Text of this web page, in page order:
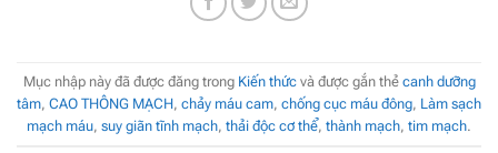
Mục nhập này đã được đăng trong Kiến thứcvà được gắn thẻ canh dưỡng
tâm, CAO THÔNG MẠCH, chảy máu cam, chống cục máu đông, Làm sạch
mạch máu, suy giãn tĩnh mạch, thải độc cơ thể, thành mạch, tim mạch.